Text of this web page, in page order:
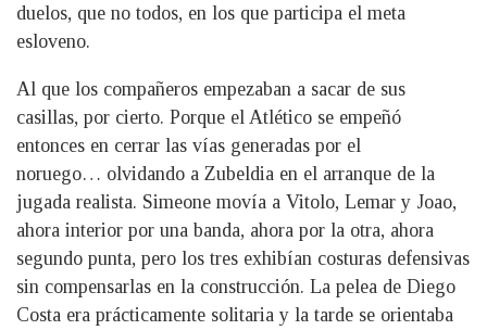
duelos, que no todos, en los que participa el meta
esloveno.
Al que los compañeros empezaban a sacar de sus
casillas, por cierto. Porque el Atlético se empeñó
entonces en cerrar las vías generadas por el
noruego… olvidando a Zubeldia en el arranque de la
jugada realista. Simeone movía a Vitolo, Lemar y Joao,
ahora interior por una banda, ahora por la otra, ahora
segundo punta, pero los tres exhibían costuras defensivas
sin compensarlas en la construcción. La pelea de Diego
Costa era prácticamente solitaria y la tarde se orientaba